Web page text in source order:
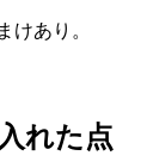
けあり。
れた点